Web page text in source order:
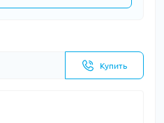
Купить